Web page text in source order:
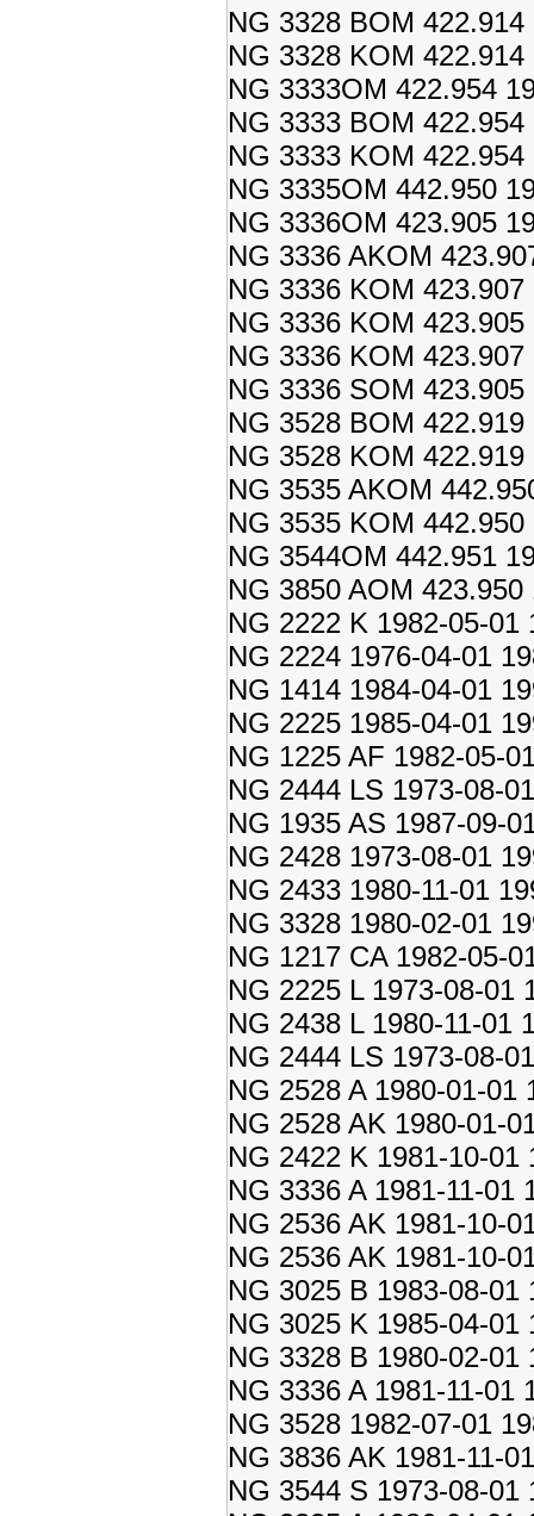
NG 3328 BOM
NG 3328 KOM
NG 3333OM 422.954
NG 3333 BOM
NG 3333 KOM
NG 3335OM 442.950
NG 3336OM 423.905
NG 3336 AKOM
NG 3336 KOM
NG 3336 KOM
NG 3336 KOM
NG 3336 SOM
NG 3528 BOM
NG 3528 KOM
NG 3535 AKOM
NG 3535 KOM
NG 3544OM 442.951
NG 3850 AOM
NG 2222 K 1982-05-01
NG 2224 1976-04-01
NG 1414 1984-04-01
NG 2225 1985-04-01
NG 1225 AF 1982-05-
NG 2444 LS 1973-08-
NG 1935 AS 1987-09-
NG 2428 1973-08-01
NG 2433 1980-11-01
NG 3328 1980-02-01
NG 1217 CA 1982-05-
NG 2225 L 1973-08-01
NG 2438 L 1980-11-01
NG 2444 LS 1973-08-
NG 2528 A 1980-01-01
NG 2528 AK 1980-01-
NG 2422 K 1981-10-01
NG 3336 A 1981-11-01
NG 2536 AK 1981-10-
NG 2536 AK 1981-10-
NG 3025 B 1983-08-01
NG 3025 K 1985-04-01
NG 3328 B 1980-02-01
NG 3336 A 1981-11-01
NG 3528 1982-07-01
NG 3836 AK 1981-11-
NG 3544 S 1973-08-01